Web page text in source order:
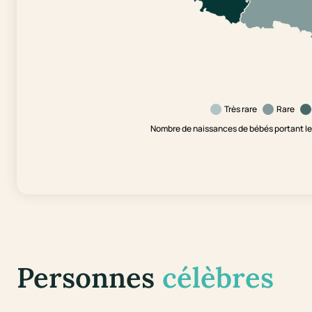
Très rare
Rare
Nombre de naissances de bébés portant
Personnes célèbres